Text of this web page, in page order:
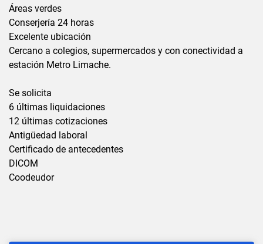
Áreas verdes
Conserjería 24 horas
Excelente ubicación
Cercano a colegios, supermercados y con conectividad a
estación Metro Limache.
Se solicita
6 últimas liquidaciones
12 últimas cotizaciones
Antigüedad laboral
Certificado de antecedentes
DICOM
Coodeudor